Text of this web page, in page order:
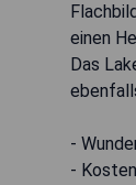
einen
Das
-
-